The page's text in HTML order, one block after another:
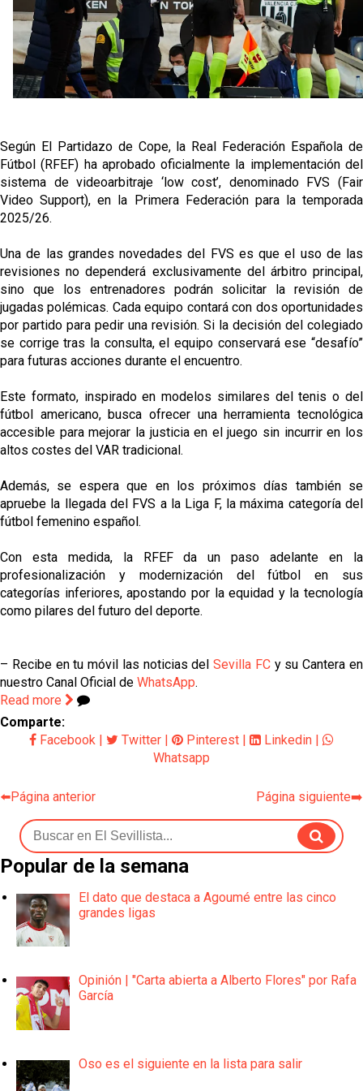
fichajes
Opinión | "Carta abierta a Alberto Flores" por Rafa
García
El Sevilla oficializa el traspaso de Sow
Miguel Sierra: La temporada pasada se vio
reflejado que podemos tirar para delante y
trabajamos con ilusión
Diomande ya es madridista mientras Rodri agita el
mercado
Según El Partidazo de Cope, la Real Federación Española de
Fútbol (RFEF) ha aprobado oficialmente la implementación del
sistema de videoarbitraje ‘low cost’, denominado FVS (Fair
Video Support), en la Primera Federación para la temporada
2025/26.
Una de las grandes novedades del FVS es que el uso de las
revisiones no dependerá exclusivamente del árbitro principal,
sino que los entrenadores podrán solicitar la revisión de
jugadas polémicas. Cada equipo contará con dos oportunidades
por partido para pedir una revisión. Si la decisión del colegiado
se corrige tras la consulta, el equipo conservará ese “desafío”
para futuras acciones durante el encuentro.
Este formato, inspirado en modelos similares del tenis o del
fútbol americano, busca ofrecer una herramienta tecnológica
accesible para mejorar la justicia en el juego sin incurrir en los
altos costes del VAR tradicional.
Además, se espera que en los próximos días también se
apruebe la llegada del FVS a la Liga F, la máxima categoría del
fútbol femenino español.
Con esta medida, la RFEF da un paso adelante en la
profesionalización y modernización del fútbol en sus
categorías inferiores, apostando por la equidad y la tecnología
como pilares del futuro del deporte.
– Recibe en tu móvil las noticias delSevilla FCy su Cantera en
nuestro Canal Oficial de WhatsApp.
Read more
Comparte:
Facebook
Twitter Pinterest Linkedin
Whatsapp
⬅️Página anterior Página siguiente➡️
Popular de la semana
El dato que destaca a Agoumé entre las cinco
grandes ligas
Opinión | "Carta abierta a Alberto Flores" por Rafa
García
Oso es el siguiente en la lista para salir